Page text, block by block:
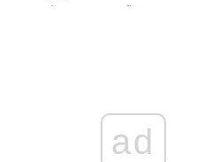
พัฒนาการ ของน้องเนย 1 ขวบ 5
ad